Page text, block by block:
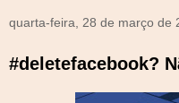
quarta-feira, 28 de março de
#deletefacebook?